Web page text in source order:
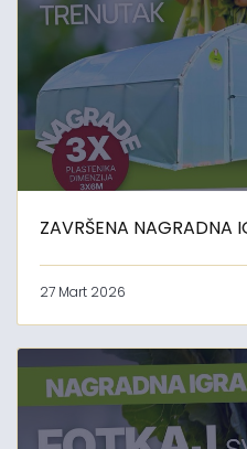
ZAVRŠENA NAGRADNA
27 Mart 2026